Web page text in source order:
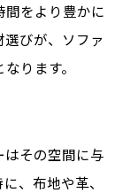
をより豊かに
びが、ソファ
ります。
その空間に与
、布地や革、